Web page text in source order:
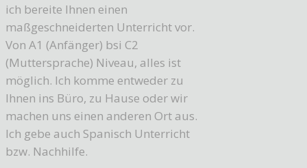
ich bereite Ihnen einen
maßgeschneiderten Unterricht vor.
Von A1 (Anfänger) bsi C2
(Muttersprache) Niveau, alles ist
möglich. Ich komme entweder zu
Ihnen ins Büro, zu Hause oder wir
machen uns einen anderen Ort aus.
Ich gebe auch Spanisch Unterricht
bzw. Nachhilfe.